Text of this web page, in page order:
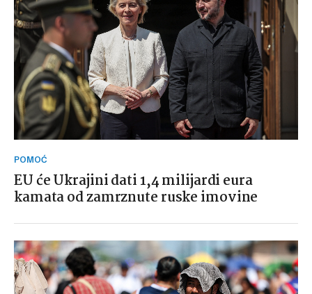
POMOĆ
EU će Ukrajini dati 1,4 milijardi eura
kamata od zamrznute ruske imovine